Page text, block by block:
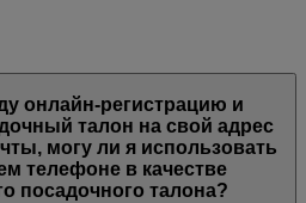
онлайн-регистрацию и
талон на свой адрес
могу ли я использовать
телефоне в качестве
посадочного талона?